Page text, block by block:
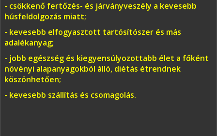
- csökkenő fertőzés- és járványveszély a kevesebb
húsfeldolgozás miatt;
- kevesebb elfogyasztott tartósítószer és más
adalékanyag;
- jobb egészség és kiegyensúlyozottabb élet a főként
növényi alapanyagokból álló, diétás étrendnek
köszönhetően;
- kevesebb szállítás és csomagolás.